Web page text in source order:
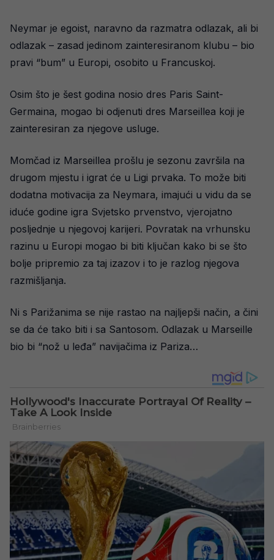
Neymar je egoist, naravno da razmatra odlazak, ali bi
odlazak – zasad jedinom zainteresiranom klubu – bio
pravi “bum” u Europi, osobito u Francuskoj.
Osim što je šest godina nosio dres Paris Saint-
Germaina, mogao bi odjenuti dres Marseillea koji je
zainteresiran za njegove usluge.
Momčad iz Marseillea prošlu je sezonu završila na
drugom mjestu i igrat će u Ligi prvaka. To može biti
dodatna motivacija za Neymara, imajući u vidu da se
iduće godine igra Svjetsko prvenstvo, vjerojatno
posljednje u njegovoj karijeri. Povratak na vrhunsku
razinu u Europi mogao bi biti ključan kako bi se što
bolje pripremio za taj izazov i to je razlog njegova
razmišljanja.
Ni s Parižanima se nije rastao na najljepši način, a čini
se da će tako biti i sa Santosom. Odlazak u Marseille
bio bi “nož u leđa” navijačima iz Pariza…